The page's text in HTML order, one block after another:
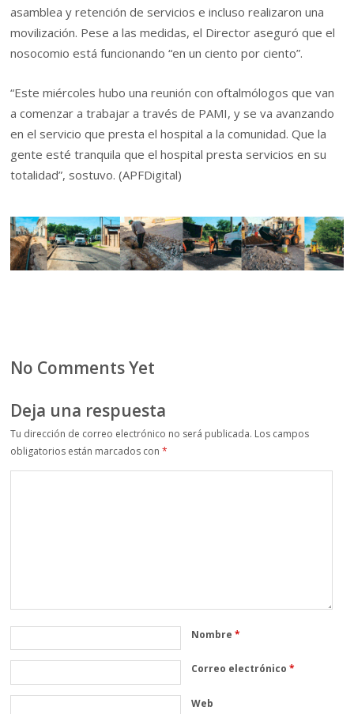
asamblea y retención de servicios e incluso realizaron una
movilización. Pese a las medidas, el Director aseguró que el
nosocomio está funcionando “en un ciento por ciento”.
“Este miércoles hubo una reunión con oftalmólogos que van
a comenzar a trabajar a través de PAMI, y se va avanzando
en el servicio que presta el hospital a la comunidad. Que la
gente esté tranquila que el hospital presta servicios en su
totalidad”, sostuvo. (APFDigital)
No Comments Yet
Deja una respuesta
Tu dirección de correo electrónico no será publicada. Los campos
obligatorios están marcados con*
Nombre*
Correo electrónico*
Web